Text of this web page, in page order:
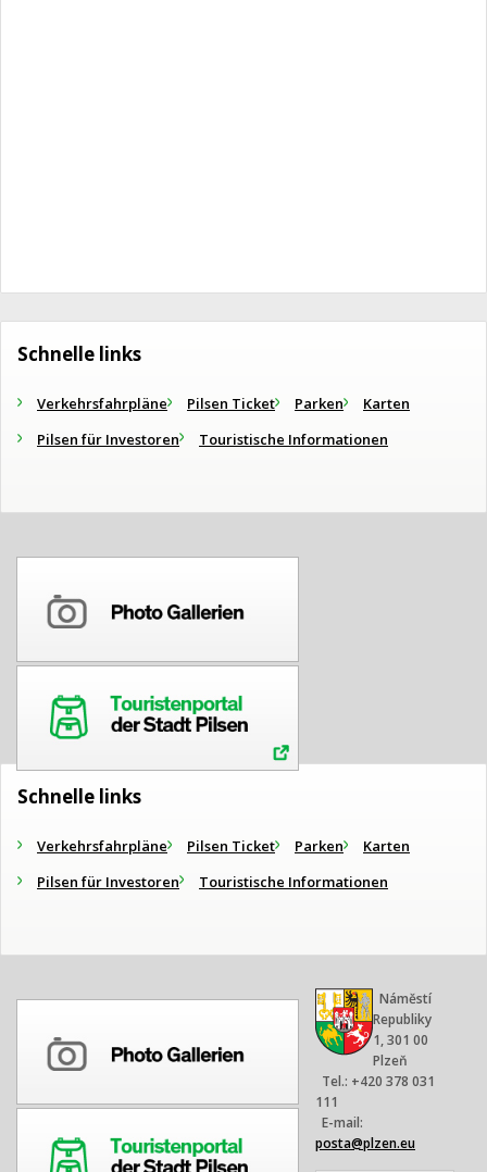
Schnelle links
Verkehrsfahrpläne Pilsen Ticket Parken
Karten
Pilsen für Investoren
Touristische Informationen
Schnelle links
Verkehrsfahrpläne Pilsen Ticket Parken
Karten
Pilsen für Investoren
Touristische Informationen
Náměstí
Republiky
1, 301 00
Plzeň
Tel.: +420 378 031
111
E-mail:
posta@plzen.eu